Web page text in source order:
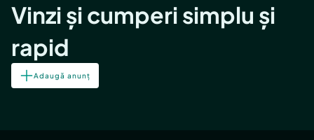
Vinzi și cumperi simplu și
rapid
Adaugă anunț